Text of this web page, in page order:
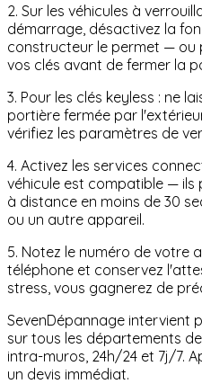
2. Sur les véhicules à
démarrage, désactivez la
constructeur le permet — ou
vos clés avant de fermer la
3. Pour les clés keyless : ne
portière fermée par
vérifiez les paramètres de
4. Activez les services
véhicule est compatible —
à distance en moins de 30
ou un autre appareil.
5. Notez le numéro de votre
téléphone et conservez
stress, vous gagnerez de
SevenDépannage intervient
sur tous les départements
intra-muros, 24h/24 et 7j/7.
un devis immédiat.